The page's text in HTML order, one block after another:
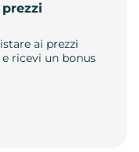
ai prezzi
ricevi un bonus